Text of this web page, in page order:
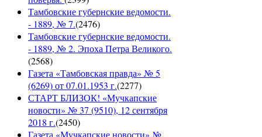
Тамбовские губернские ведомости.
- 1889, № 7.(2476)
Тамбовские губернские ведомости.
- 1889, № 2. Эпоха Петра Великого.
(2568)
Газета «Тамбовская правда» № 5
(6269) от 07.01.1953 г.(2277)
СТАРТ БЛИЗОК! «Мучкапские
новости» № 37 (9510), 12 сентября
2018 г.(2450)